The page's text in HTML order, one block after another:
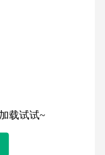
载试试~